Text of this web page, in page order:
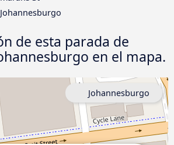
de esta parada de
en el mapa.
Johannesburgo